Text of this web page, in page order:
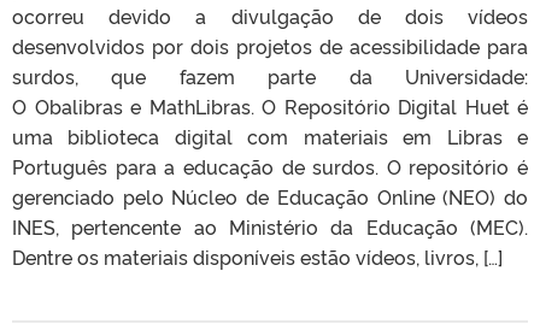
ocorreu devido a divulgação de dois vídeos
desenvolvidos por dois projetos de acessibilidade para
surdos, que fazem parte da Universidade:
O Obalibras e MathLibras. O Repositório Digital Huet é
uma biblioteca digital com materiais em Libras e
Português para a educação de surdos. O repositório é
gerenciado pelo Núcleo de Educação Online (NEO) do
INES, pertencente ao Ministério da Educação (MEC).
Dentre os materiais disponíveis estão vídeos, livros, […]